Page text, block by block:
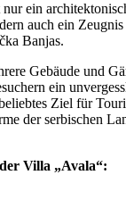
ein
auch ein Zeugnis
Banjas.
Gebäude und
ein
Ziel für
der serbischen
Villa „Avala“: